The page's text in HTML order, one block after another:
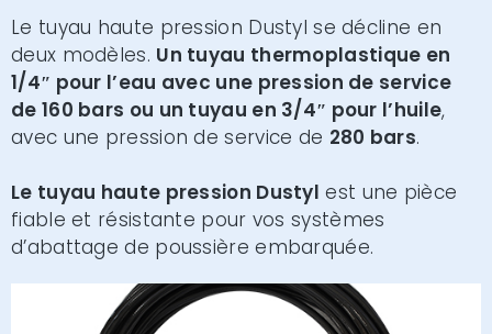
Le tuyau haute pression Dustyl se décline en
deux modèles. Un tuyau thermoplastique en
1/4″ pour l’eau avec une pression de service
de 160 bars ou un tuyau en 3/4″ pour l’huile,
avec une pression de service de 280 bars.
Le tuyau haute pression Dustyl est une pièce
fiable et résistante pour vos systèmes
d’abattage de poussière embarquée.